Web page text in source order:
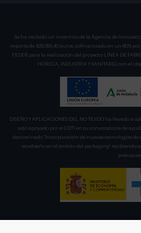
Se ha recibido un incentivo de la Agencia de
importe de 429.393,40 euros, cofinanciado en un 80%
FEDER para la realización del proyecto LÍNEA DE
HORECA, INDUSTRIA Y SANITARIO con el
DISEÑO Y APLICACIONES DEL NO TEJIDO ha llevado
sido apoyado por el CDTI en su convocatoria de
denominado "Incorporación de nuevas tecnologías de
ecodiseño en el ámbito del packaging" recibiendo